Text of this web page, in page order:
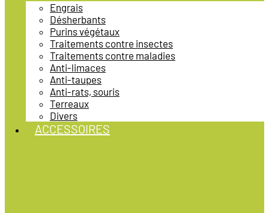
Engrais
Désherbants
Purins végétaux
Traitements contre insectes
Traitements contre maladies
Anti-limaces
Anti-taupes
Anti-rats, souris
Terreaux
Divers
ACCESSOIRES